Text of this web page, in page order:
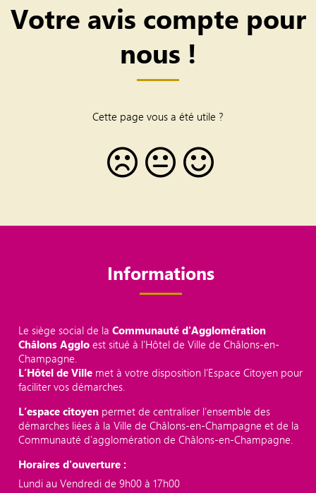
Votre avis compte pour
nous !
Cette page vous a été utile ?
Informations
Le siège social de laCommunauté d'Agglomération
Châlons Aggloest situé à l'Hôtel de Ville de Châlons-en-
Champagne.
L’Hôtel de Ville met à votre disposition l’Espace Citoyen pour
faciliter vos démarches.
L’espace citoyen permet de centraliser l’ensemble des
démarches liées à la Ville de Châlons-en-Champagne et de la
Communauté d’agglomération de Châlons-en-Champagne.
Horaires d'ouverture :
Lundi au Vendredi de 9h00 à 17h00